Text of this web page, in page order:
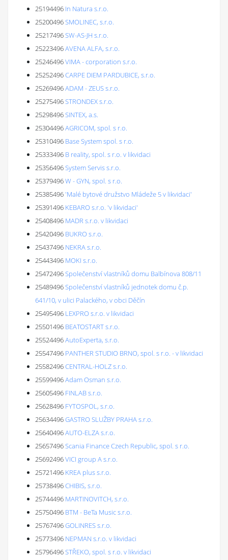
25194496 In Natura s.r.o.
25200496SMOLINEC, s.r.o.
25217496SW-AS-JH s.r.o.
25223496AVENA ALFA, s.r.o.
25246496VIMA - corporation s.r.o.
25252496CARPE DIEM PARDUBICE, s.r.o.
25269496ADAM - ZEUS s.r.o.
25275496STRONDEX s.r.o.
25298496SINTEX, a.s.
25304496AGRICOM, spol. s r.o.
25310496 Base System spol. s r.o.
25333496 B reality, spol. s r.o. v likvidaci
25356496System Servis s.r.o.
25379496W - GYN, spol. s r.o.
25385496'Malé bytové družstvo Mládeže 5 v likvidaci'
25391496 KEBARO s.r.o. 'v likvidaci'
25408496 MADR s.r.o. v likvidaci
25420496 BUKRO s.r.o.
25437496 NEKRA s.r.o.
25443496 MOKI s.r.o.
25472496Společenství vlastníků domu Balbínova 808/11
25489496Společenství vlastníků jednotek domu č.p.
641/10, v ulici Palackého, v obci Děčín
25495496 LEXPRO s.r.o. v likvidaci
25501496 BEATOSTART s.r.o.
25524496AutoExperta, s.r.o.
25547496 PANTHER STUDIO BRNO, spol. s r.o. - v likvidaci
25582496CENTRAL-HOLZ s.r.o.
25599496Adam Osman s.r.o.
25605496 FINLAB s.r.o.
25628496 FYTOSPOL, s.r.o.
25634496GASTRO SLUŽBY PRAHA s.r.o.
25640496AUTO-ELZA s.r.o.
25657496Scania Finance Czech Republic, spol. s r.o.
25692496VICI group A s.r.o.
25721496 KREA plus s.r.o.
25738496CHIBIS, s.r.o.
25744496 MARTINOVITCH, s.r.o.
25750496 BTM - BeTa Music s.r.o.
25767496GOLINRES s.r.o.
25773496 NEPMAN s.r.o. v likvidaci
25796496STŘEKO, spol. s r.o. v likvidaci